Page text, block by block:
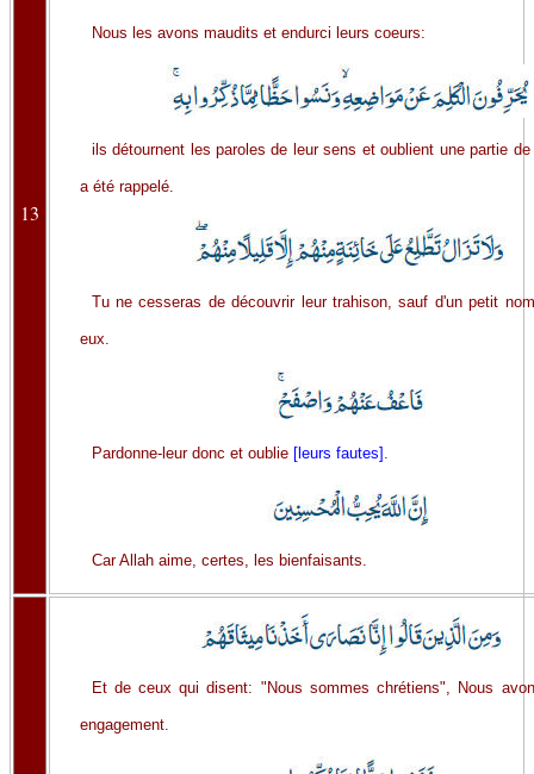
13
Nous les avons maudits et endurci leurs coeurs:
ils détournent les paroles de leur sens et oublient une partie
a été rappelé.
Tu ne cesseras de découvrir leur trahison, sauf d'un petit
eux.
Pardonne-leur donc et oublie [leurs fautes] .
Car Allah aime, certes, les bienfaisants.
Et de ceux qui disent: "Nous sommes chrétiens", Nous
engagement.